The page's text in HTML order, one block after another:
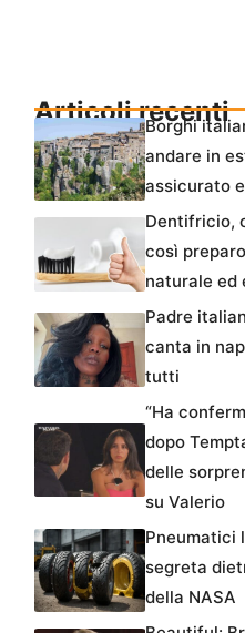
Articoli recenti
Borghi
andare in
assicurato
Dentifricio,
così
naturale ed
Padre
canta in
tutti
“Ha
dopo
delle
su Valerio
Pneumatici
segreta
della NASA